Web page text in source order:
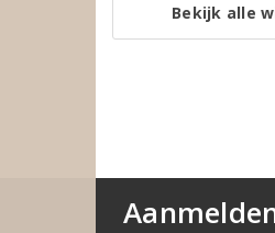
Bekijk alle